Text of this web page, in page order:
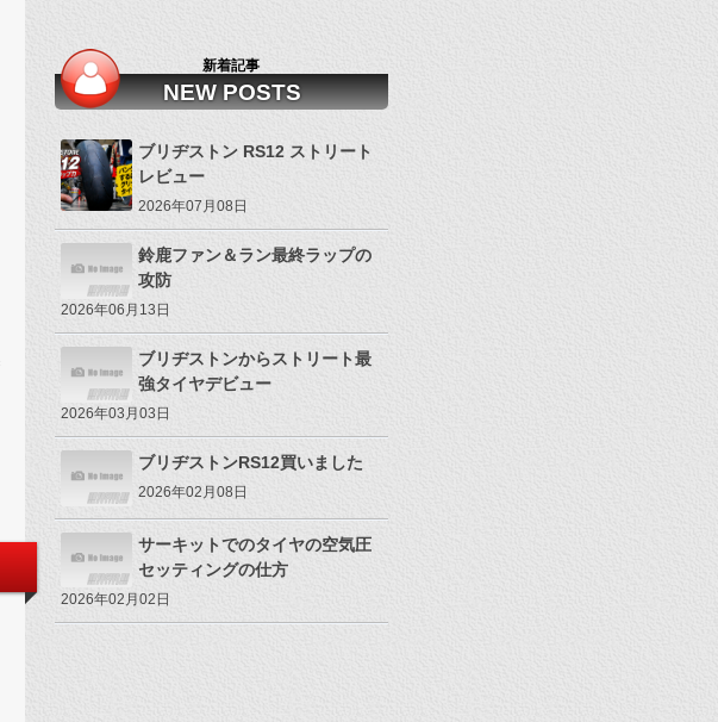
新着記事
NEW POSTS
ブリヂストン RS12 ストリート
レビュー
2026年07月08日
鈴鹿ファン＆ラン最終ラップの
攻防
2026年06月13日
ブリヂストンからストリート最
強タイヤデビュー
2026年03月03日
ブリヂストンRS12買いました
2026年02月08日
サーキットでのタイヤの空気圧
セッティングの仕方
2026年02月02日